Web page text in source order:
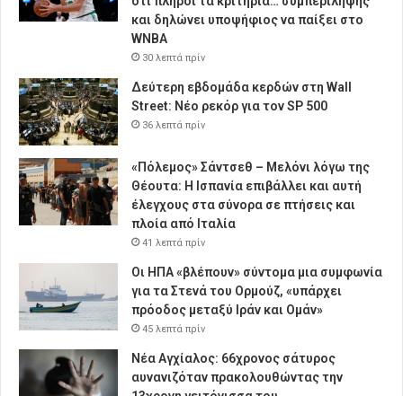
και δηλώνει υποψήφιος να παίξει στο
WNBA
30 λεπτά πρίν
Δεύτερη εβδομάδα κερδών στη Wall
Street: Νέο ρεκόρ για τον SP 500
36 λεπτά πρίν
«Πόλεμος» Σάντσεθ – Μελόνι λόγω της
Θέουτα: Η Ισπανία επιβάλλει και αυτή
έλεγχους στα σύνορα σε πτήσεις και
πλοία από Ιταλία
41 λεπτά πρίν
Οι ΗΠΑ «βλέπουν» σύντομα μια συμφωνία
για τα Στενά του Ορμούζ, «υπάρχει
πρόοδος μεταξύ Ιράν και Ομάν»
45 λεπτά πρίν
Νέα Αγχίαλος: 66χρονος σάτυρος
αυνανιζόταν πρακολουθώντας την